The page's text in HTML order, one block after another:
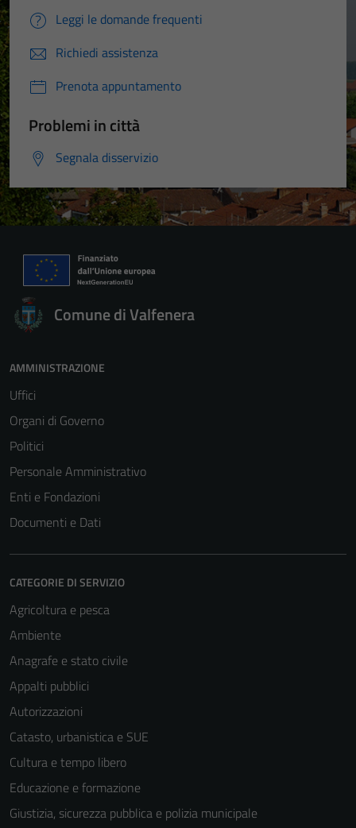
Leggi le domande frequenti
Richiedi assistenza
Prenota appuntamento
Problemi in città
Segnala disservizio
Comune di Valfenera
AMMINISTRAZIONE
Uffici
Organi di Governo
Politici
Personale Amministrativo
Enti e Fondazioni
Documenti e Dati
CATEGORIE DI SERVIZIO
Agricoltura e pesca
Ambiente
Anagrafe e stato civile
Appalti pubblici
Autorizzazioni
Catasto, urbanistica e SUE
Cultura e tempo libero
Educazione e formazione
Giustizia, sicurezza pubblica e polizia municipale